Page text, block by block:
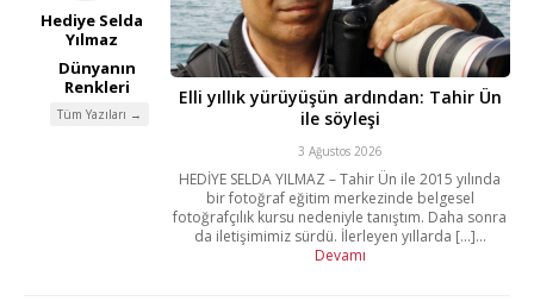
Hediye Selda
Yılmaz
Dünyanın
Renkleri
Tüm Yazıları →
Elli yıllık yürüyüşün ardından: Tahir Ün
ile söyleşi
3 Ağustos 2026
HEDİYE SELDA YILMAZ – Tahir Ün ile 2015 yılında
bir fotoğraf eğitim merkezinde belgesel
fotoğrafçılık kursu nedeniyle tanıştım. Daha sonra
da iletişimimiz sürdü. İlerleyen yıllarda [...]...
Devamı